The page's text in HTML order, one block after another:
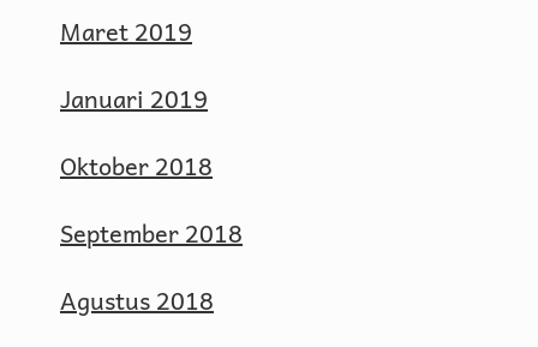
Maret 2019
Januari 2019
Oktober 2018
September 2018
Agustus 2018